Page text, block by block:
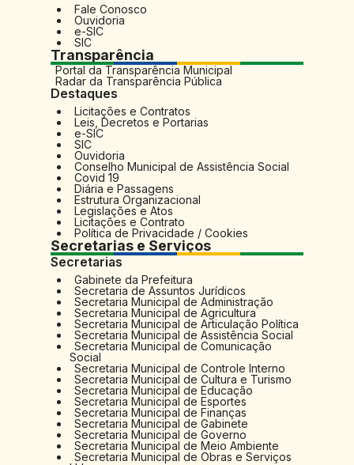
Fale Conosco
Ouvidoria
e-SIC
SIC
Transparência
Portal da Transparência Municipal
Radar da Transparência Pública
Destaques
Licitações e Contratos
Leis, Decretos e Portarias
e-SIC
SIC
Ouvidoria
Conselho Municipal de Assistência Social
Covid 19
Diária e Passagens
Estrutura Organizacional
Legislações e Atos
Licitações e Contrato
Política de Privacidade / Cookies
Secretarias e Serviços
Secretarias
Gabinete da Prefeitura
Secretaria de Assuntos Jurídicos
Secretaria Municipal de Administração
Secretaria Municipal de Agricultura
Secretaria Municipal de Articulação Política
Secretaria Municipal de Assistência Social
Secretaria Municipal de Comunicação
Social
Secretaria Municipal de Controle Interno
Secretaria Municipal de Cultura e Turismo
Secretaria Municipal de Educação
Secretaria Municipal de Esportes
Secretaria Municipal de Finanças
Secretaria Municipal de Gabinete
Secretaria Municipal de Governo
Secretaria Municipal de Meio Ambiente
Secretaria Municipal de Obras e Serviços